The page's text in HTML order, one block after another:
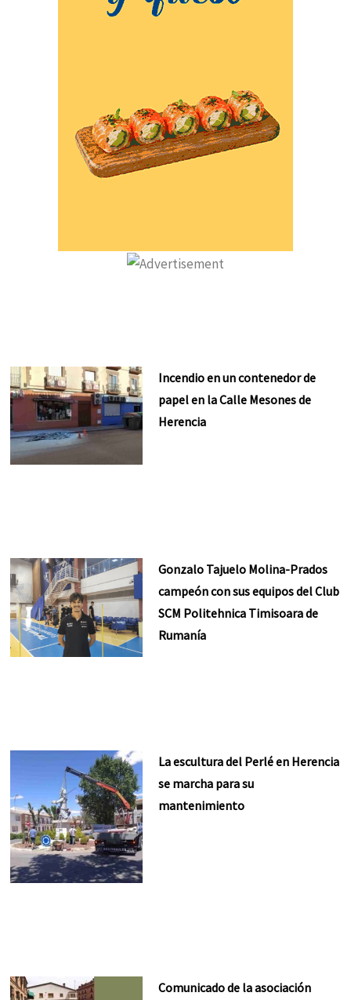
Incendio en un contenedor de
papel en la Calle Mesones de
Herencia
Gonzalo Tajuelo Molina-Prados
campeón con sus equipos del Club
SCM Politehnica Timisoara de
Rumanía
La escultura del Perlé en Herencia
se marcha para su
mantenimiento
Comunicado de la asociación